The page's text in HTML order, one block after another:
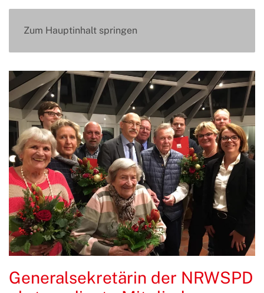
Zum Hauptinhalt springen
Generalsekretärin der NRWSPD